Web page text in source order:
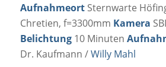
AufnahmeortSternwarte
Chretien, f=3300mm Kamera
Belichtung10 Minuten
Dr. Kaufmann /Willy Mahl